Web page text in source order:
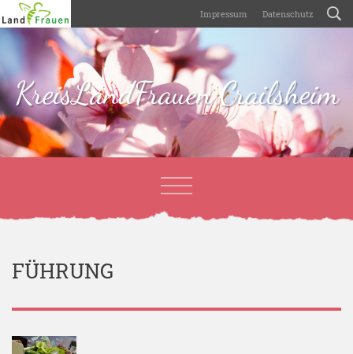
Impressum Datenschutz
KreisLandFrauen Crailsheim
FÜHRUNG